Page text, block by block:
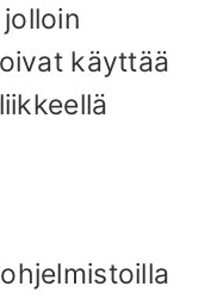
käyttää